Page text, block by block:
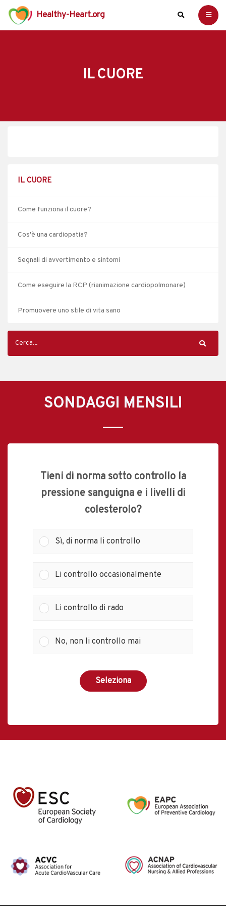
Healthy-Heart.org
IL CUORE
IL CUORE
Come funziona il cuore?
Cos'è una cardiopatia?
Segnali di avvertimento e sintomi
Come eseguire la RCP (rianimazione cardiopolmonare)
Promuovere uno stile di vita sano
SONDAGGI MENSILI
Tieni di norma sotto controllo la
pressione sanguigna e i livelli di
colesterolo?
Sì, di norma li controllo
Li controllo occasionalmente
Li controllo di rado
No, non li controllo mai
Seleziona